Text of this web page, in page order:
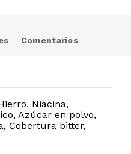
Comentarios
Niacina,
Azúcar en polvo,
Cobertura bitter,